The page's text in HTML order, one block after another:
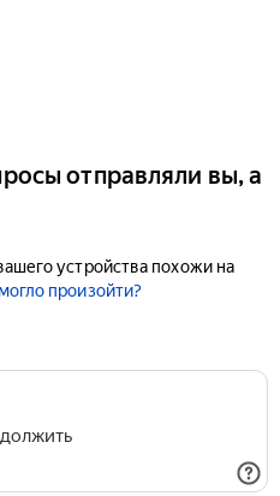
отправляли вы, а
устройства похожи на
произойти?